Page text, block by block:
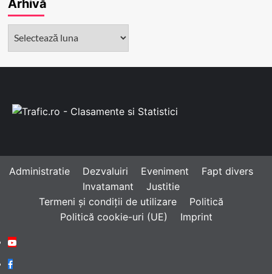
Arhivă
Administratie Dezvaluiri Eveniment
Fapt divers
Invatamant
Justitie
Termeni și condiții de utilizare
Politică
Politică cookie-uri (UE)
Imprint
Youtube
Facebook